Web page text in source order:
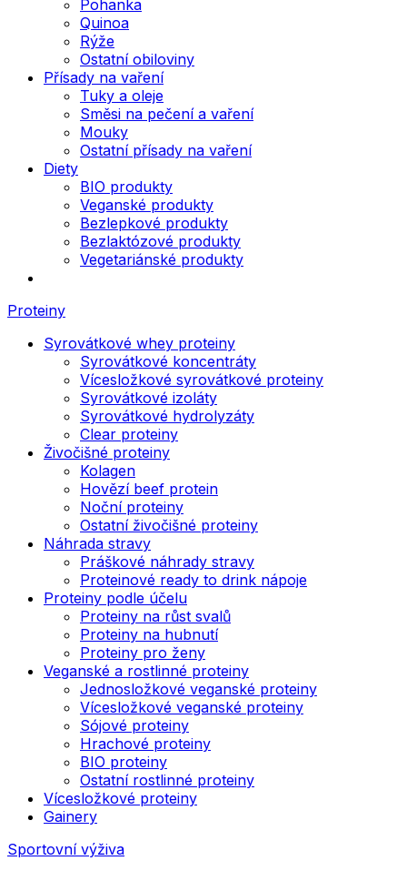
Pohanka
Quinoa
Rýže
Ostatní obiloviny
Přísady na vaření
Tuky a oleje
Směsi na pečení a vaření
Mouky
Ostatní přísady na vaření
Diety
BIO produkty
Veganské produkty
Bezlepkové produkty
Bezlaktózové produkty
Vegetariánské produkty
Proteiny
Syrovátkové whey proteiny
Syrovátkové koncentráty
Vícesložkové syrovátkové proteiny
Syrovátkové izoláty
Syrovátkové hydrolyzáty
Clear proteiny
Živočišné proteiny
Kolagen
Hovězí beef protein
Noční proteiny
Ostatní živočišné proteiny
Náhrada stravy
Práškové náhrady stravy
Proteinové ready to drink nápoje
Proteiny podle účelu
Proteiny na růst svalů
Proteiny na hubnutí
Proteiny pro ženy
Veganské a rostlinné proteiny
Jednosložkové veganské proteiny
Vícesložkové veganské proteiny
Sójové proteiny
Hrachové proteiny
BIO proteiny
Ostatní rostlinné proteiny
Vícesložkové proteiny
Gainery
Sportovní výživa